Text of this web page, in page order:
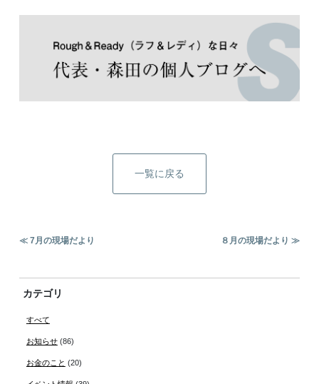
一覧に戻る
≪ 7月の現場だより ８月の現場だより ≫
カテゴリ
すべて
お知らせ(86)
お金のこと (20)